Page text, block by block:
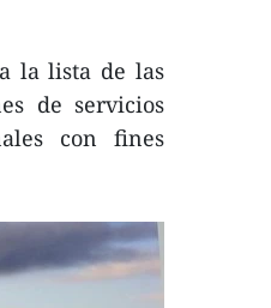
la lista de las
de servicios
con fines